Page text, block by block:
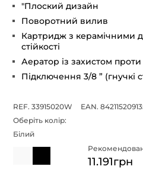
"Плоский дизайн
Поворотний вилив
Картридж з керамічними
стійкості
Аератор із захистом
Підключення 3/8 ” (гнучкі
REF. 33915020W
EAN.
Оберіть колір:
Білий
11.191грн